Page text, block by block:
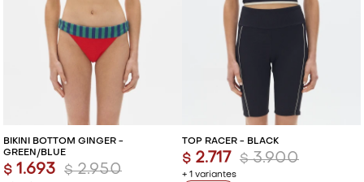
BIKINI BOTTOM GINGER -
GREEN/BLUE
$ 1.693 $ 2.950
TOP RACER - BLACK
+ 1 variantes
$ 2.717 $ 3.900